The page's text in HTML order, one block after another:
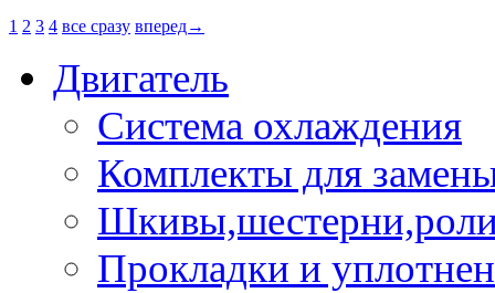
1 2 3 4 все сразу вперед→
Двигатель
Система охлаждения
Комплекты для
Прокладки и